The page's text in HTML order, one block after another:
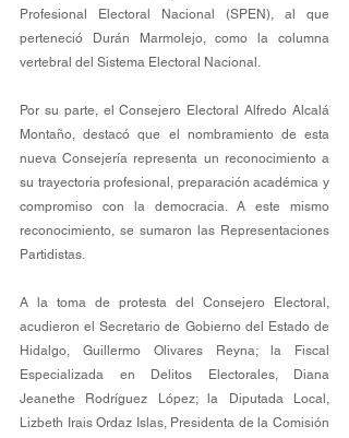
Profesional Electoral Nacional (SPEN), al que
perteneció Durán Marmolejo, como la columna
vertebral del Sistema Electoral Nacional.
Por su parte, el Consejero Electoral Alfredo Alcalá
Montaño, destacó que el nombramiento de esta
nueva Consejería representa un reconocimiento a
su trayectoria profesional, preparación académica y
compromiso con la democracia. A este mismo
reconocimiento, se sumaron las Representaciones
Partidistas.
A la toma de protesta del Consejero Electoral,
acudieron el Secretario de Gobierno del Estado de
Hidalgo, Guillermo Olivares Reyna; la Fiscal
Especializada en Delitos Electorales, Diana
Jeanethe Rodríguez López; la Diputada Local,
Lizbeth Irais Ordaz Islas, Presidenta de la Comisión